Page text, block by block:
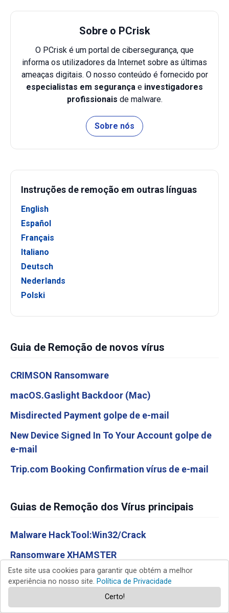
Sobre o PCrisk
O PCrisk é um portal de cibersegurança, que
informa os utilizadores da Internet sobre as últimas
ameaças digitais. O nosso conteúdo é fornecido por
especialistas em segurança e investigadores
profissionais de malware.
Sobre nós
Instruções de remoção em outras línguas
English
Español
Français
Italiano
Deutsch
Nederlands
Polski
Guia de Remoção de novos vírus
CRIMSON Ransomware
macOS.Gaslight Backdoor (Mac)
Misdirected Payment golpe de e-mail
New Device Signed In To Your Account golpe de
e-mail
Trip.com Booking Confirmation vírus de e-mail
Guias de Remoção dos Vírus principais
Malware HackTool:Win32/Crack
Ransomware XHAMSTER
Vírus COM Surrogate
Malware CraxsRAT (Android)
Este site usa cookies para garantir que obtém a melhor
experiência no nosso site. Política de Privacidade
Certo!